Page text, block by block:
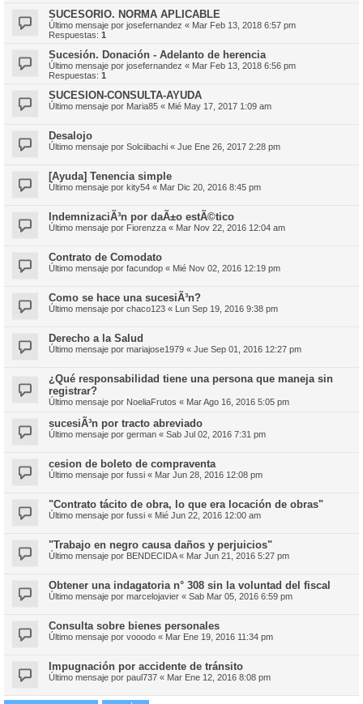
SUCESORIO. NORMA APLICABLE
Último mensaje por josefernandez « Mar Feb 13, 2018 6:57 pm
Respuestas: 1
Sucesión. Donación - Adelanto de herencia
Último mensaje por josefernandez « Mar Feb 13, 2018 6:56 pm
Respuestas: 1
SUCESION-CONSULTA-AYUDA
Último mensaje por Maria85 « Mié May 17, 2017 1:09 am
Desalojo
Último mensaje por Solciibachi « Jue Ene 26, 2017 2:28 pm
[Ayuda] Tenencia simple
Último mensaje por kity54 « Mar Dic 20, 2016 8:45 pm
IndemnizaciÃ³n por daÃ±o estÃ©tico
Último mensaje por Fiorenzza « Mar Nov 22, 2016 12:04 am
Contrato de Comodato
Último mensaje por facundop « Mié Nov 02, 2016 12:19 pm
Como se hace una sucesiÃ³n?
Último mensaje por chaco123 « Lun Sep 19, 2016 9:38 pm
Derecho a la Salud
Último mensaje por mariajose1979 « Jue Sep 01, 2016 12:27 pm
¿Qué responsabilidad tiene una persona que maneja sin
registrar?
Último mensaje por NoeliaFrutos « Mar Ago 16, 2016 5:05 pm
sucesiÃ³n por tracto abreviado
Último mensaje por german « Sab Jul 02, 2016 7:31 pm
cesion de boleto de compraventa
Último mensaje por fussi « Mar Jun 28, 2016 12:08 pm
"Contrato tácito de obra, lo que era locación de obras"
Último mensaje por fussi « Mié Jun 22, 2016 12:00 am
"Trabajo en negro causa daños y perjuicios"
Último mensaje por BENDECIDA« Mar Jun 21, 2016 5:27 pm
Obtener una indagatoria n° 308 sin la voluntad del fiscal
Último mensaje por marcelojavier « Sab Mar 05, 2016 6:59 pm
Consulta sobre bienes personales
Último mensaje por vooodo « Mar Ene 19, 2016 11:34 pm
Impugnación por accidente de tránsito
Último mensaje por paul737 « Mar Ene 12, 2016 8:08 pm